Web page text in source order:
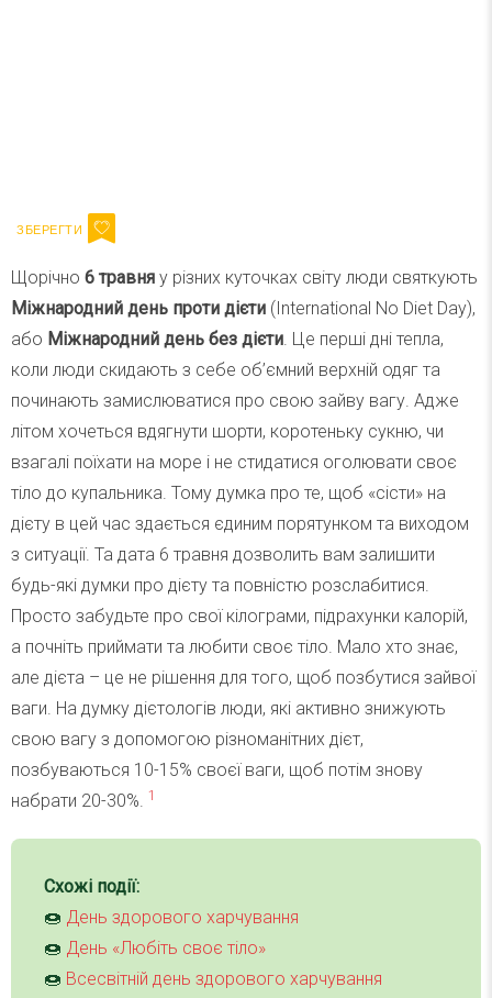
Щорічно 6 травня у різних куточках світу люди святкують
Міжнародний день проти дієти (International No Diet Day),
або Міжнародний день без дієти. Це перші дні тепла,
коли люди скидають з себе об’ємний верхній одяг та
починають замислюватися про свою зайву вагу. Адже
літом хочеться вдягнути шорти, коротеньку сукню, чи
взагалі поїхати на море і не стидатися оголювати своє
тіло до купальника. Тому думка про те, щоб «сісти» на
дієту в цей час здається єдиним порятунком та виходом
з ситуації. Та дата 6 травня дозволить вам залишити
будь-які думки про дієту та повністю розслабитися.
Просто забудьте про свої кілограми, підрахунки калорій,
а почніть приймати та любити своє тіло. Мало хто знає,
але дієта – це не рішення для того, щоб позбутися зайвої
ваги. На думку дієтологів люди, які активно знижують
свою вагу з допомогою різноманітних дієт,
позбуваються 10-15% своєї ваги, щоб потім знову
набрати 20-30%. 1
Схожі події:
🍩 День здорового харчування
🍩 День «Любіть своє тіло»
🍩 Всесвітній день здорового харчування